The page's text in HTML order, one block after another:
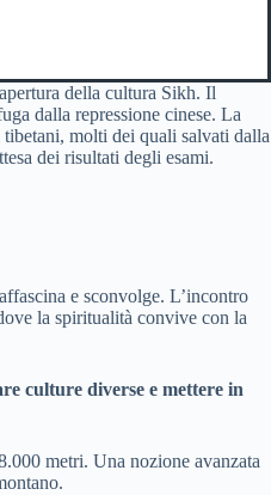
della cultura Sikh. Il
dalla repressione cinese. La
molti dei quali salvati dalla
dei risultati degli esami.
e sconvolge. L’incontro
la spiritualità convive con la
culture diverse e mettere in
metri. Una nozione avanzata